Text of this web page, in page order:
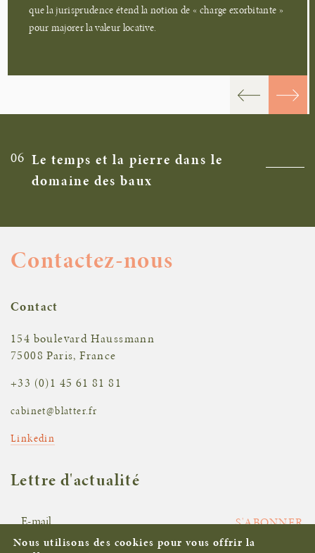
que la jurisprudence étend la notion de « charge exorbitante »
pour majorer la valeur locative.
06 Le temps et la pierre dans le
domaine des baux
Contactez-nous
Contact
154 boulevard Haussmann
75008 Paris, France
+33 (0)1 45 61 81 81
cabinet@blatter.fr
Linkedin
Lettre d'actualité
S'ABONNER
Nous utilisons des cookies pour vous offrir la